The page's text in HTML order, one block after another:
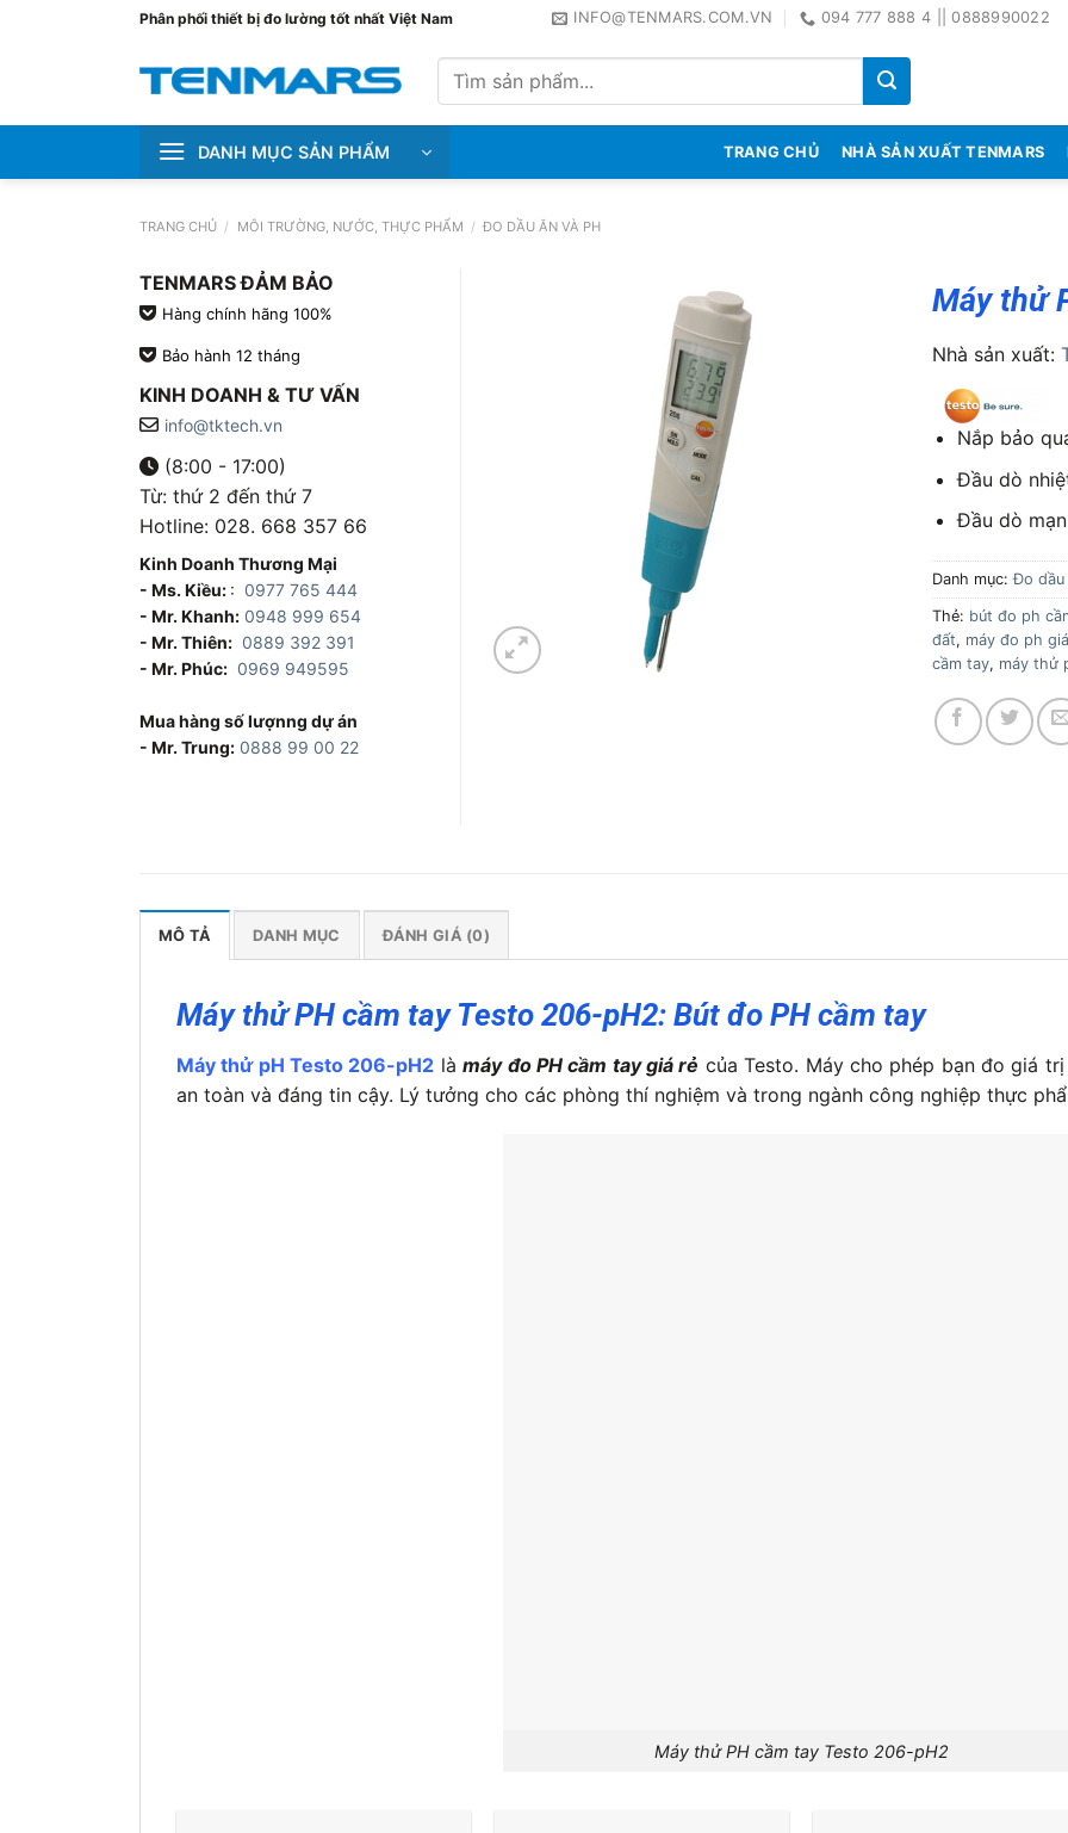
Phân phối thiết bị đo lường tốt nhất Việt Nam INFO@TENMARS.COM.VN 094 777 888 4 || 0888990022
kiếm:
DANH MỤC SẢN PHẨM TRANG CHỦ NHÀ SẢN XUẤT TENMARS
TRANG CHỦ / MÔI TRƯỜNG, NƯỚC, THỰC PHẨM / ĐO DẦU ĂN VÀ PH
Máy thử
Nhà sản xuất:
Nắp bảo
Đầu dò
Đầu dò
Danh mục:Đo dầu
Thẻ: bút đo ph
đất, máy đo ph
cầm tay, máy thử
TENMARS ĐẢM BẢO
Hàng chính hãng 100%
Bảo hành 12 tháng
KINH DOANH & TƯ VẤN
info@tktech.vn
(8:00 - 17:00)
Từ: thứ 2 đến thứ 7
Hotline: 028. 668 357 66
Kinh Doanh Thương Mại
- Ms. Kiều: : 0977 765 444
- Mr. Khanh: 0948 999 654
- Mr. Thiên: 0889 392 391
- Mr. Phúc: 0969 949595
Mua hàng số lượnng dự án
- Mr. Trung: 0888 99 00 22
MÔ TẢ DANH MỤC ĐÁNH GIÁ (0)
Máy thử PH cầm tay Testo 206-pH2: Bút đo PH cầm tay
Máy thử pH Testo 206-pH2 làmáy đo PH cầm tay giá rẻ của Testo. Máy cho phép bạn đo giá
an toàn và đáng tin cậy. Lý tưởng cho các phòng thí nghiệm và trong ngành công nghiệp thực
Máy thử PH cầm tay Testo 206-pH2